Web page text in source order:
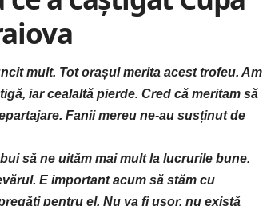
mult. Tot orașul merita acest trofeu. Am
iar cealaltă pierde. Cred că meritam să
Fanii mereu ne-au susținut de
să ne uităm mai mult la lucrurile bune.
E important acum să stăm cu
pentru el. Nu va fi ușor, nu există